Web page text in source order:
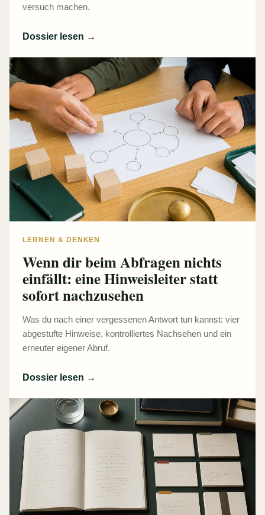
versuch machen.
Dossier lesen →
LERNEN & DENKEN
Wenn dir beim Abfragen nichts
einfällt: eine Hinweisleiter statt
sofort nachzusehen
Was du nach einer vergessenen Antwort tun kannst: vier
abgestufte Hinweise, kontrolliertes Nachsehen und ein
erneuter eigener Abruf.
Dossier lesen →